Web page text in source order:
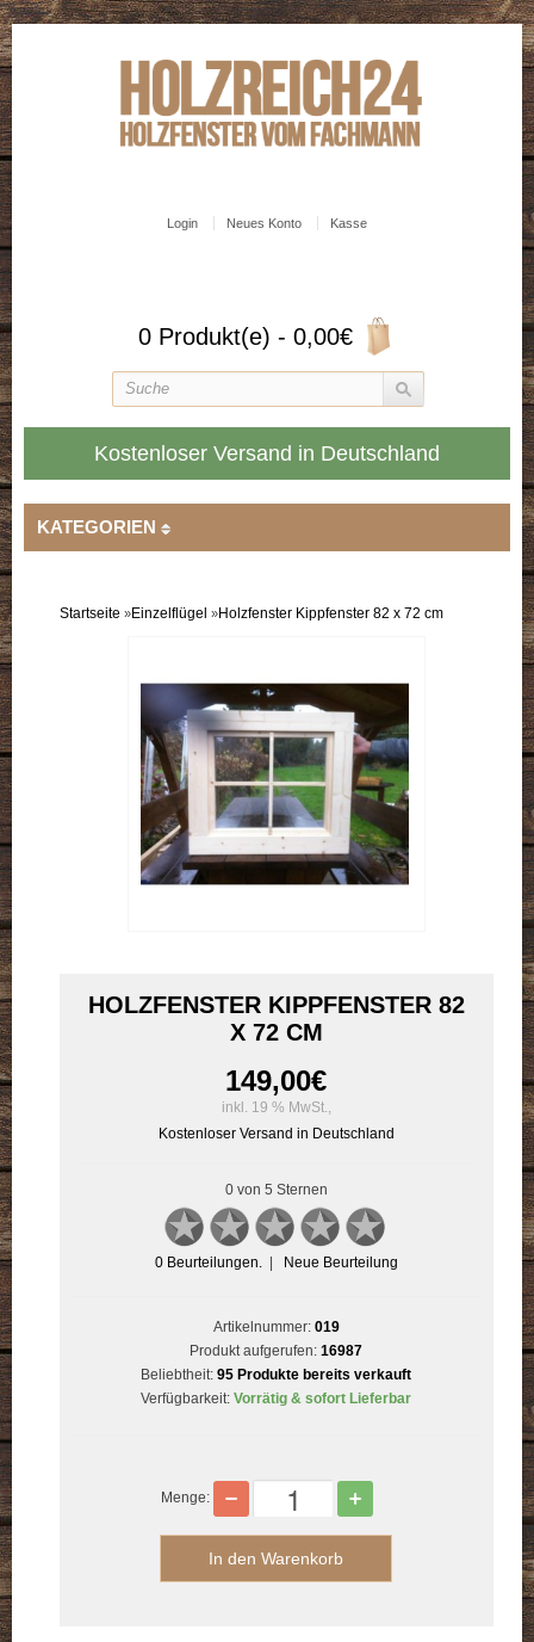
Login Neues Konto Kasse
0 Produkt(e) - 0,00€
Kostenloser Versand in Deutschland
KATEGORIEN
Einzelflügel
Startseite »Einzelflügel »Holzfenster Kippfenster 82 x 72 cm
HOLZFENSTER KIPPFENSTER 82
X 72 CM
149,00€
inkl. 19 % MwSt.,
Kostenloser Versand in Deutschland
0 von 5 Sternen
0Beurteilungen.| Neue Beurteilung
Artikelnummer:019
Produkt aufgerufen: 16987
Beliebtheit:95 Produkte bereits verkauft
Verfügbarkeit: Vorrätig & sofort Lieferbar
Menge: